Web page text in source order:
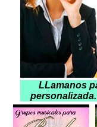
LLamanos